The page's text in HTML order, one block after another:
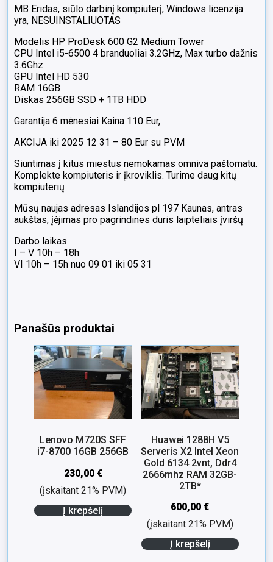
MB Eridas, siūlo darbinį kompiuterį, Windows licenzija
yra, NESUINSTALIUOTAS
Modelis HP ProDesk 600 G2 Medium Tower
CPU Intel i5-6500 4 branduoliai 3.2GHz, Max turbo dažnis
3.6Ghz
GPU Intel HD 530
RAM 16GB
Diskas 256GB SSD + 1TB HDD
Garantija 6 mėnesiai Kaina 110 Eur,
AKCIJA iki 2025 12 31 – 80 Eur su PVM
Siuntimas į kitus miestus nemokamas omniva paštomatu.
Komplekte kompiuteris ir įkroviklis. Turime daug kitų
kompiuterių
Mūsų naujas adresas Islandijos pl 197 Kaunas, antras
aukštas, įėjimas pro pagrindines duris laipteliais įviršų
Darbo laikas
I – V 10h – 18h
VI 10h – 15h nuo 09 01 iki 05 31
Panašūs produktai
Lenovo M720S SFF
i7-8700 16GB 256GB
230,00 €
(įskaitant 21% PVM)
Į krepšelį
Huawei 1288H V5
Serveris X2 Intel Xeon
Gold 6134 2vnt, Ddr4
2666mhz RAM 32GB-
2TB*
600,00€
(įskaitant 21% PVM)
Į krepšelį